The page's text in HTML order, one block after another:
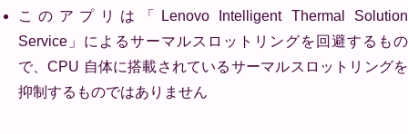
このアプリは「Lenovo Intelligent Thermal Solution
Service」によるサーマルスロットリングを回避するもの
で、CPU 自体に搭載されているサーマルスロットリングを
抑制するものではありません